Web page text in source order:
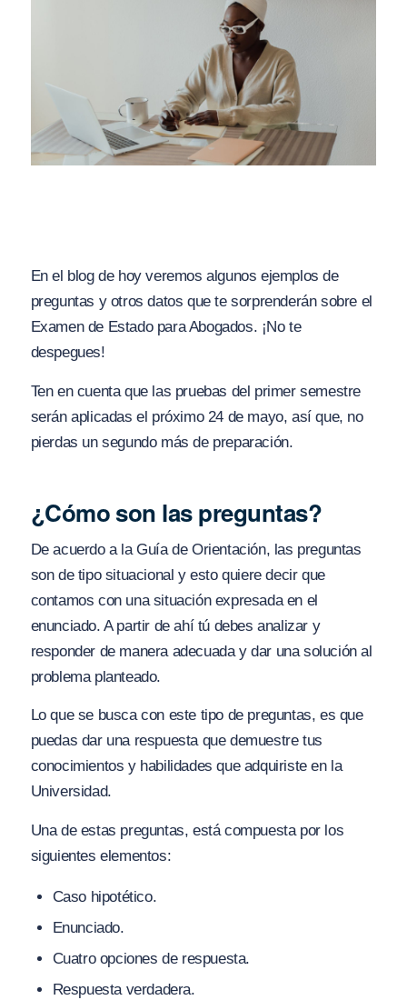
En el blog de hoy veremos algunos ejemplos de
preguntas y otros datos que te sorprenderán sobre el
Examen de Estado para Abogados. ¡No te
despegues!
Ten en cuenta que las pruebas del primer semestre
serán aplicadas el próximo 24 de mayo, así que, no
pierdas un segundo más de preparación.
¿Cómo son las preguntas?
De acuerdo a la Guía de Orientación, las preguntas
son de tipo situacional y esto quiere decir que
contamos con una situación expresada en el
enunciado. A partir de ahí tú debes analizar y
responder de manera adecuada y dar una solución al
problema planteado.
Lo que se busca con este tipo de preguntas, es que
puedas dar una respuesta que demuestre tus
conocimientos y habilidades que adquiriste en la
Universidad.
Una de estas preguntas, está compuesta por los
siguientes elementos:
Caso hipotético.
Enunciado.
Cuatro opciones de respuesta.
Respuesta verdadera.